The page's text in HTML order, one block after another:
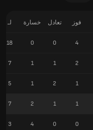
فوز تعادل خسارة لـ
4
0
0
18
2
1
1
7
1
2
1
5
1
1
2
7
0
0
4
3